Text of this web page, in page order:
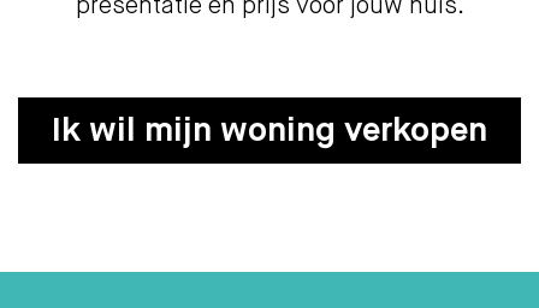
presentatie en prijs voor jouw huis.
Ik wil mijn woning verkopen